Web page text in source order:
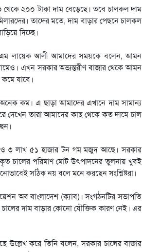
থেকে ২০০ টাকা দাম বেড়েছে। তবে চালকল দাম
তাদের মতে, দাম বাড়ার পেছনে চালকল
দিচ্ছে।
লায়েক আলী আমাদের সময়কে বলেন, আমন
এখন সরকার অভ্যন্তরীণ বাজার থেকে আমন
যাবে।
কম। এ ছাড়া আমাদের এখানে দাম সামান্য
দেখেন তারা আমাদের কাছ থেকে কত দামে চাল
ও ৩ লাখ ৫১ হাজার টন গম মজুদ আছে। সরকার
চালের পরিমাণ মোট উৎপাদনের তুলনায় খুবই
সঠিক নয় বলে মনে করছেন সংশ্লিষ্টরা।
অব বাংলাদেশ (ক্যাব)। সংগঠনটির সভাপতি
চালের দাম বাড়ার কোনো যৌক্তিক কারণ নেই। এর
উল্লেখ করে তিনি বলেন, সরকার চালের বাজার